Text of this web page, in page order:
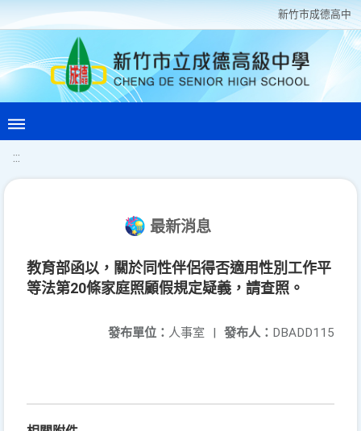
新竹巿成德高中
:::
最新消息
教育部函以，關於同性伴侶得否適用性別工作平
等法第20條家庭照顧假規定疑義，請查照。
發布人： DBADD115
發布單位： 人事室 |